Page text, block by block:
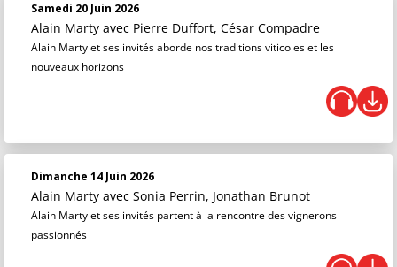
Samedi 20 Juin 2026
Alain Marty avec Pierre Duffort, César Compadre
Alain Marty et ses invités aborde nos traditions viticoles et les
nouveaux horizons
Dimanche 14 Juin 2026
Alain Marty avec Sonia Perrin, Jonathan Brunot
Alain Marty et ses invités partent à la rencontre des vignerons
passionnés